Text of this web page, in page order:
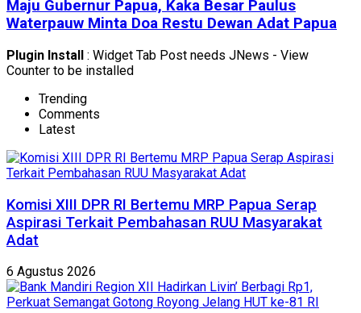
Maju Gubernur Papua, Kaka Besar Paulus
Waterpauw Minta Doa Restu Dewan Adat Papua
Plugin Install : Widget Tab Post needs JNews - View
Counter to be installed
Trending
Comments
Latest
Komisi XIII DPR RI Bertemu MRP Papua Serap
Aspirasi Terkait Pembahasan RUU Masyarakat
Adat
6 Agustus 2026